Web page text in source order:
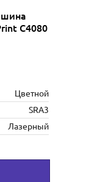
С4080
Цветной
SRA3
Лазерный